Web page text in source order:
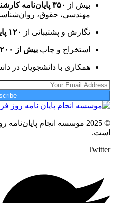
بیش از ۳۵۰ پایان‌نامه کارشناسی ارشد
مهندسی، حقوق،
نگارش و پشتیبانی از ۱۲۰ پایان‌نامه دکتری
استخراج و چاپ بیش از ۲۰۰ مقاله ISI و ISC
همکاری با دانشجویان در
© 2025 موسسه انجام
است.
Twitter